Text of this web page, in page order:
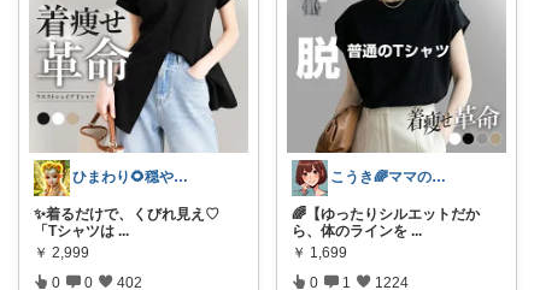
ひまわり🌻穏やかな暮らし
✨着るだけで、くびれ見え♡
「Tシャツは ...
￥ 2,999
0 0 402
こうき🌈ママの着痩せ服&快適な暮らし
🌈【ゆったりシルエットだか
ら、体のラインを ...
￥ 1,699
0 1 1224